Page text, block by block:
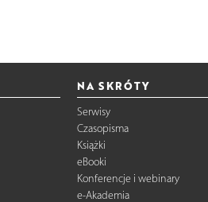
NA SKRÓTY
Serwisy
Czasopisma
Książki
eBooki
Konferencje i webinary
e-Akademia